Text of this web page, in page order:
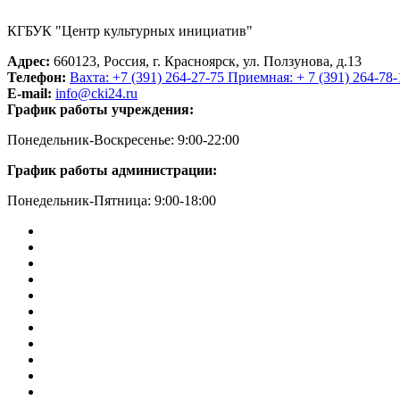
КГБУК "Центр культурных инициатив"
Адрес: 660123, Россия, г. Красноярск, ул. Ползунова, д.13
Телефон: Вахта: +7 (391) 264-27-75 Приемная: + 7 (391) 264-78-
E-mail: info@cki24.ru
График работы учреждения:
Понедельник-Воскресенье: 9:00-22:00
График работы администрации:
Понедельник-Пятница: 9:00-18:00